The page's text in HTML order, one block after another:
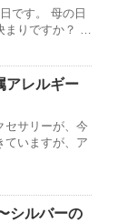
です。 母の日
まりですか？ …
アレルギー
セサリーが、今
ていますが、ア
シルバーの